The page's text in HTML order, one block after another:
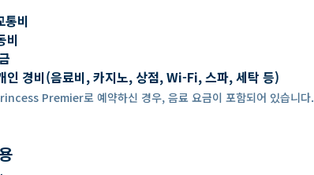
통비
비
인 경비(음료비, 카지노, 상점, Wi-Fi, 스파, 세탁 등)
Premier로 예약하신 경우, 음료 요금이 포함되어 있습니다.